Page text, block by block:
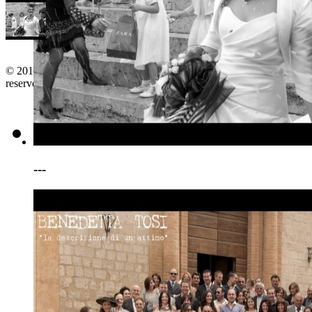
---
© 2011-2026. www.territorioinforma.com P.I.: 01279650525.
reserved. |Italiano|English|top